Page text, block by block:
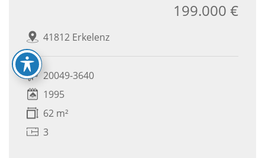
41812 Erkelenz
199.000 €
20049-3640
1995
62 m²
3